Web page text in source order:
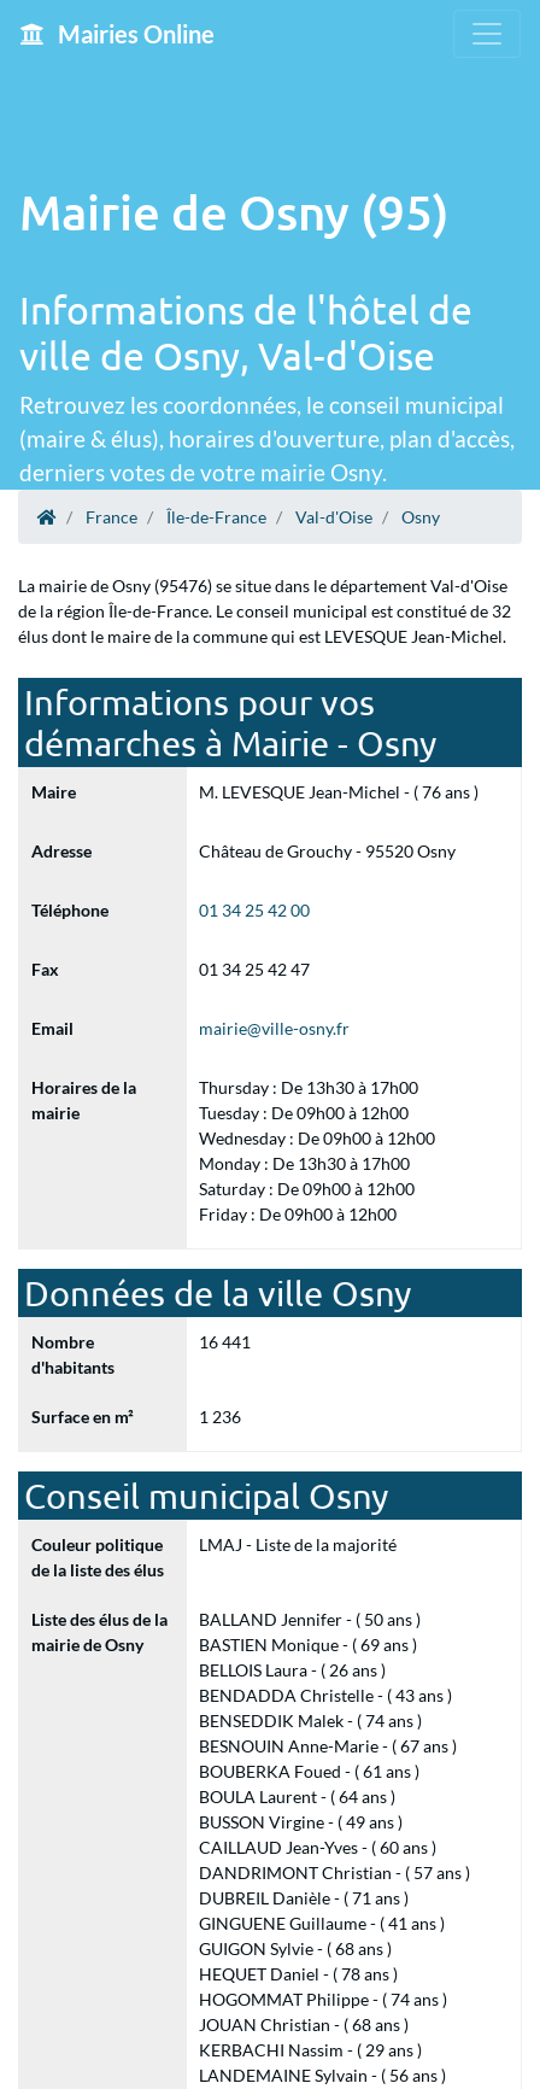
Mairies Online
Mairie de Osny (95)
Informations de l'hôtel de
ville de Osny, Val-d'Oise
Retrouvez les coordonnées, le conseil municipal
(maire & élus), horaires d'ouverture, plan d'accès,
derniers votes de votre mairie Osny.
France Île-de-France Val-d'Oise Osny
La mairie de Osny (95476) se situe dans le département Val-d'Oise
de la région Île-de-France. Le conseil municipal est constitué de 32
élus dont le maire de la commune qui est LEVESQUE Jean-Michel.
Informations pour vos
démarches à Mairie - Osny
Maire M. LEVESQUE Jean-Michel - ( 76 ans )
Adresse Château de Grouchy - 95520 Osny
Téléphone 01 34 25 42 00
Fax 01 34 25 42 47
Email mairie@ville-osny.fr
Horaires de la
mairie
Thursday : De 13h30 à 17h00
Tuesday : De 09h00 à 12h00
Wednesday : De 09h00 à 12h00
Monday : De 13h30 à 17h00
Saturday : De 09h00 à 12h00
Friday : De 09h00 à 12h00
Données de la ville Osny
Nombre
d'habitants
16 441
Surface en m² 1 236
Conseil municipal Osny
Couleur politique
de la liste des élus
LMAJ - Liste de la majorité
Liste des élus de la
mairie de Osny
BALLAND Jennifer - ( 50 ans )
BASTIEN Monique - ( 69 ans )
BELLOIS Laura - ( 26 ans )
BENDADDA Christelle - ( 43 ans )
BENSEDDIK Malek - ( 74 ans )
BESNOUIN Anne-Marie - ( 67 ans )
BOUBERKA Foued - ( 61 ans )
BOULA Laurent - ( 64 ans )
BUSSON Virgine - ( 49 ans )
CAILLAUD Jean-Yves - ( 60 ans )
DANDRIMONT Christian - ( 57 ans )
DUBREIL Danièle - ( 71 ans )
GINGUENE Guillaume - ( 41 ans )
GUIGON Sylvie - ( 68 ans )
HEQUET Daniel - ( 78 ans )
HOGOMMAT Philippe - ( 74 ans )
JOUAN Christian - ( 68 ans )
KERBACHI Nassim - ( 29 ans )
LANDEMAINE Sylvain - ( 56 ans )